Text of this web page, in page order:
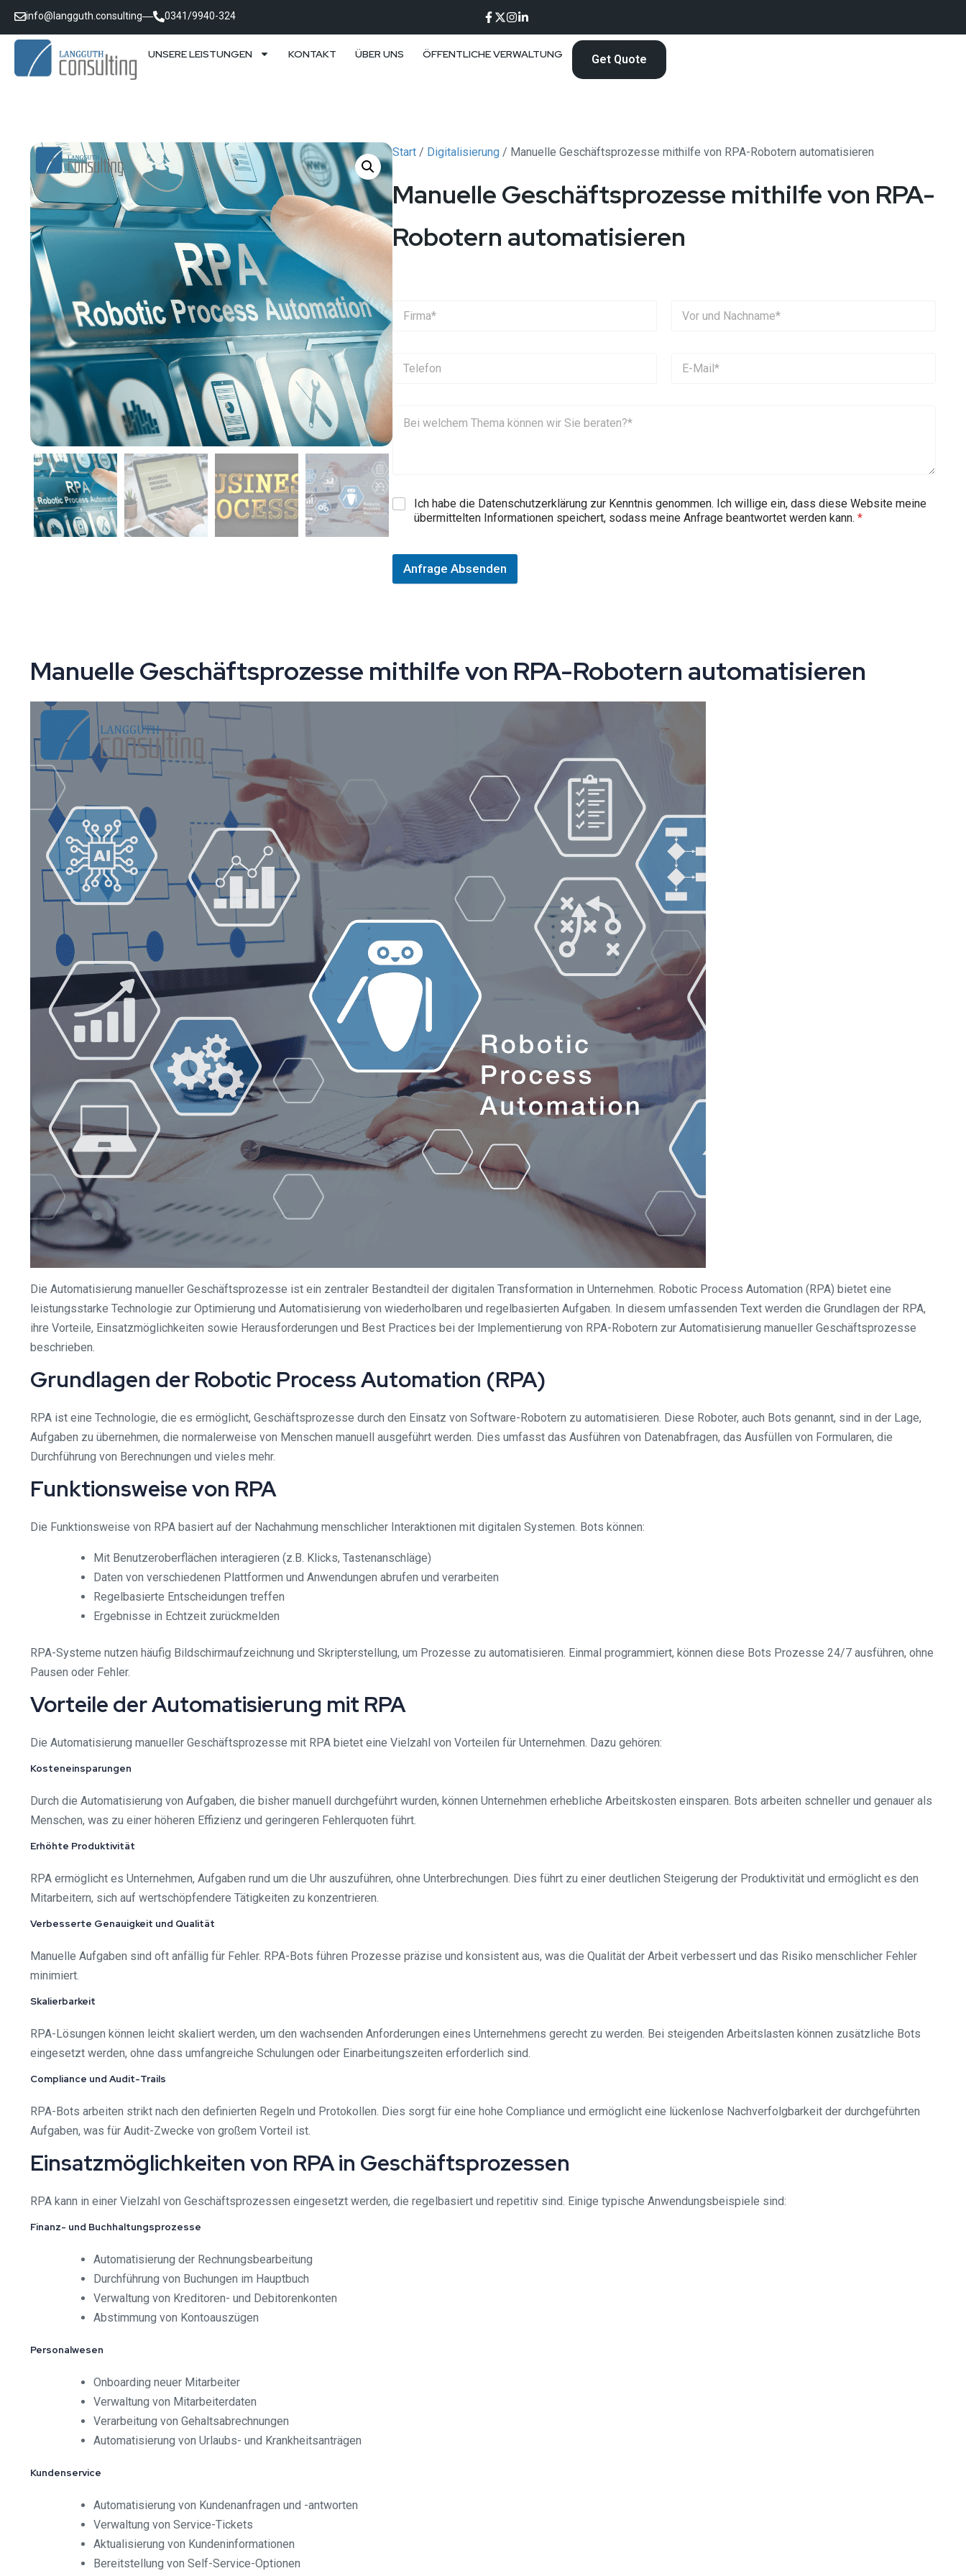
info@langguth.consulting 0341/9940-324
UNSERE LEISTUNGEN KONTAKT ÜBER UNS ÖFFENTLICHE VERWALTUNG Get Quote
Start / Digitalisierung / Manuelle Geschäftsprozesse mithilfe von RPA-Robotern automatisieren
Manuelle Geschäftsprozesse mithilfe von RPA-
Robotern automatisieren
Ich habe die Datenschutzerklärung zur Kenntnis genommen. Ich willige ein, dass diese Website meine
übermittelten Informationen speichert, sodass meine Anfrage beantwortet werden kann. *
Anfrage Absenden
Manuelle Geschäftsprozesse mithilfe von RPA-Robotern automatisieren
Die Automatisierung manueller Geschäftsprozesse ist ein zentraler Bestandteil der digitalen Transformation in Unternehmen. Robotic Process Automation (RPA) bietet eine
leistungsstarke Technologie zur Optimierung und Automatisierung von wiederholbaren und regelbasierten Aufgaben. In diesem umfassenden Text werden die Grundlagen der RPA,
ihre Vorteile, Einsatzmöglichkeiten sowie Herausforderungen und Best Practices bei der Implementierung von RPA-Robotern zur Automatisierung manueller Geschäftsprozesse
beschrieben.
Grundlagen der Robotic Process Automation (RPA)
RPA ist eine Technologie, die es ermöglicht, Geschäftsprozesse durch den Einsatz von Software-Robotern zu automatisieren. Diese Roboter, auch Bots genannt, sind in der Lage,
Aufgaben zu übernehmen, die normalerweise von Menschen manuell ausgeführt werden. Dies umfasst das Ausführen von Datenabfragen, das Ausfüllen von Formularen, die
Durchführung von Berechnungen und vieles mehr.
Funktionsweise von RPA
Die Funktionsweise von RPA basiert auf der Nachahmung menschlicher Interaktionen mit digitalen Systemen. Bots können:
Mit Benutzeroberflächen interagieren (z.B. Klicks, Tastenanschläge)
Daten von verschiedenen Plattformen und Anwendungen abrufen und verarbeiten
Regelbasierte Entscheidungen treffen
Ergebnisse in Echtzeit zurückmelden
RPA-Systeme nutzen häufig Bildschirmaufzeichnung und Skripterstellung, um Prozesse zu automatisieren. Einmal programmiert, können diese Bots Prozesse 24/7 ausführen, ohne
Pausen oder Fehler.
Vorteile der Automatisierung mit RPA
Die Automatisierung manueller Geschäftsprozesse mit RPA bietet eine Vielzahl von Vorteilen für Unternehmen. Dazu gehören:
Kosteneinsparungen
Durch die Automatisierung von Aufgaben, die bisher manuell durchgeführt wurden, können Unternehmen erhebliche Arbeitskosten einsparen. Bots arbeiten schneller und genauer als
Menschen, was zu einer höheren Effizienz und geringeren Fehlerquoten führt.
Erhöhte Produktivität
RPA ermöglicht es Unternehmen, Aufgaben rund um die Uhr auszuführen, ohne Unterbrechungen. Dies führt zu einer deutlichen Steigerung der Produktivität und ermöglicht es den
Mitarbeitern, sich auf wertschöpfendere Tätigkeiten zu konzentrieren.
Verbesserte Genauigkeit und Qualität
Manuelle Aufgaben sind oft anfällig für Fehler. RPA-Bots führen Prozesse präzise und konsistent aus, was die Qualität der Arbeit verbessert und das Risiko menschlicher Fehler
minimiert.
Skalierbarkeit
RPA-Lösungen können leicht skaliert werden, um den wachsenden Anforderungen eines Unternehmens gerecht zu werden. Bei steigenden Arbeitslasten können zusätzliche Bots
eingesetzt werden, ohne dass umfangreiche Schulungen oder Einarbeitungszeiten erforderlich sind.
Compliance und Audit-Trails
RPA-Bots arbeiten strikt nach den definierten Regeln und Protokollen. Dies sorgt für eine hohe Compliance und ermöglicht eine lückenlose Nachverfolgbarkeit der durchgeführten
Aufgaben, was für Audit-Zwecke von großem Vorteil ist.
Einsatzmöglichkeiten von RPA in Geschäftsprozessen
RPA kann in einer Vielzahl von Geschäftsprozessen eingesetzt werden, die regelbasiert und repetitiv sind. Einige typische Anwendungsbeispiele sind:
Finanz- und Buchhaltungsprozesse
Automatisierung der Rechnungsbearbeitung
Durchführung von Buchungen im Hauptbuch
Verwaltung von Kreditoren- und Debitorenkonten
Abstimmung von Kontoauszügen
Personalwesen
Onboarding neuer Mitarbeiter
Verwaltung von Mitarbeiterdaten
Verarbeitung von Gehaltsabrechnungen
Automatisierung von Urlaubs- und Krankheitsanträgen
Kundenservice
Automatisierung von Kundenanfragen und -antworten
Verwaltung von Service-Tickets
Aktualisierung von Kundeninformationen
Bereitstellung von Self-Service-Optionen